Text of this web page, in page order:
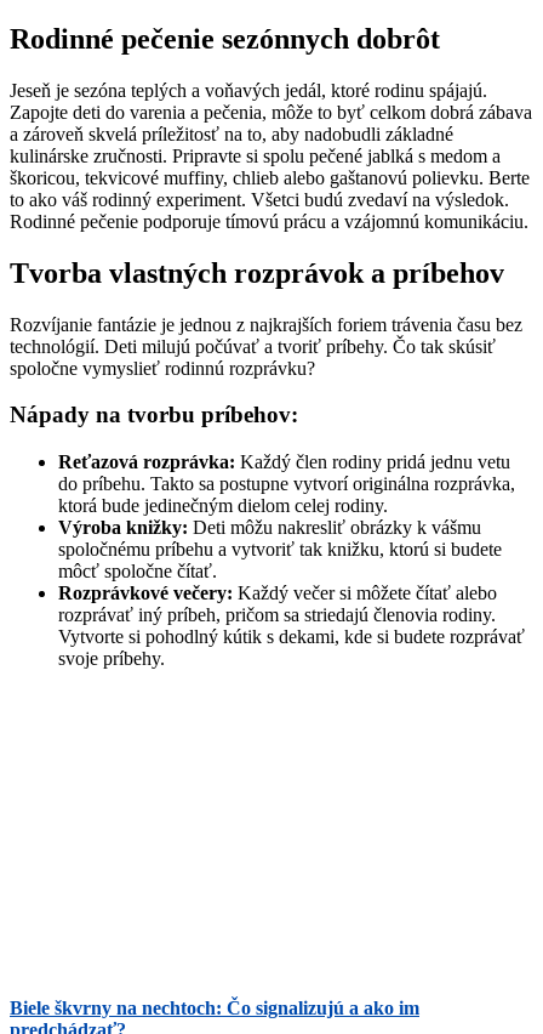
Rodinné pečenie sezónnych dobrôt
Jeseň je sezóna teplých a voňavých jedál, ktoré rodinu spájajú.
Zapojte deti do varenia a pečenia, môže to byť celkom dobrá zábava
a zároveň skvelá príležitosť na to, aby nadobudli základné
kulinárske zručnosti. Pripravte si spolu pečené jablká s medom a
škoricou, tekvicové muffiny, chlieb alebo gaštanovú polievku. Berte
to ako váš rodinný experiment. Všetci budú zvedaví na výsledok.
Rodinné pečenie podporuje tímovú prácu a vzájomnú komunikáciu.
Tvorba vlastných rozprávok a príbehov
Rozvíjanie fantázie je jednou z najkrajších foriem trávenia času bez
technológií. Deti milujú počúvať a tvoriť príbehy. Čo tak skúsiť
spoločne vymyslieť rodinnú rozprávku?
Nápady na tvorbu príbehov:
Reťazová rozprávka: Každý člen rodiny pridá jednu vetu
do príbehu. Takto sa postupne vytvorí originálna rozprávka,
ktorá bude jedinečným dielom celej rodiny.
Výroba knižky: Deti môžu nakresliť obrázky k vášmu
spoločnému príbehu a vytvoriť tak knižku, ktorú si budete
môcť spoločne čítať.
Rozprávkové večery: Každý večer si môžete čítať alebo
rozprávať iný príbeh, pričom sa striedajú členovia rodiny.
Vytvorte si pohodlný kútik s dekami, kde si budete rozprávať
svoje príbehy.
Biele škvrny na nechtoch: Čo signalizujú a ako im